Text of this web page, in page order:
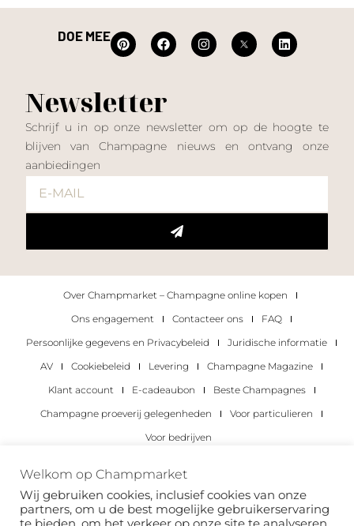
DOE MEE
Newsletter
Schrijf u in op onze newsletter om op de hoogte te
blijven van Champagne nieuws en ontvang onze
aanbiedingen
Over Champmarket – Champagne online kopen
Ons engagement
Contacteer ons
FAQ
Persoonlijke gegevens en Privacybeleid
Juridische informatie
AV
Cookiebeleid Levering
Champagne Magazine
Klant account
E-cadeaubon
Beste Champagnes
Champagne proeverij gelegenheden
Voor particulieren
Voor bedrijven
Copyright 2022 © alle rechten voorbehouden.
Welkom op Champmarket
Wij gebruiken cookies, inclusief cookies van onze
partners, om u de best mogelijke gebruikerservaring